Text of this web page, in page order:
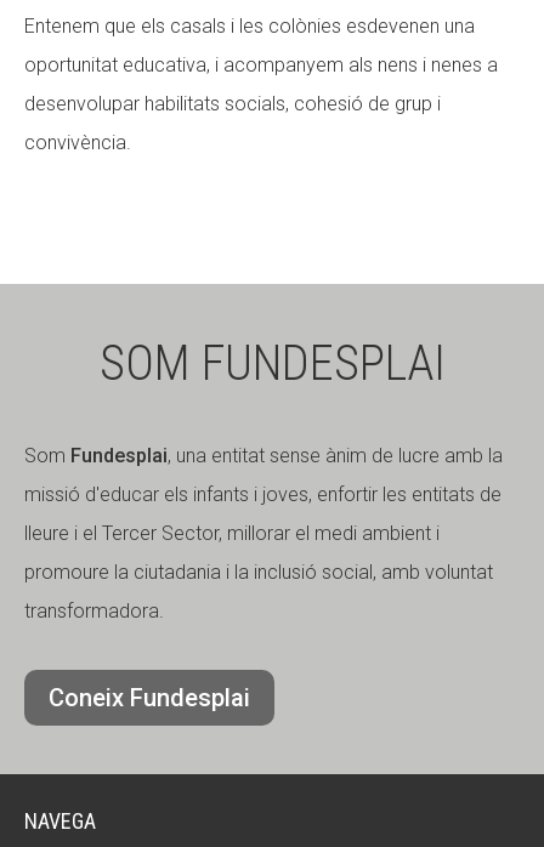
Entenem que els casals i les colònies esdevenen una
oportunitat educativa, i acompanyem als nens i nenes a
desenvolupar habilitats socials, cohesió de grup i
convivència.
SOM FUNDESPLAI
Som Fundesplai, una entitat sense ànim de lucre amb la
missió d'educar els infants i joves, enfortir les entitats de
lleure i el Tercer Sector, millorar el medi ambient i
promoure la ciutadania i la inclusió social, amb voluntat
transformadora.
Coneix Fundesplai
NAVEGA